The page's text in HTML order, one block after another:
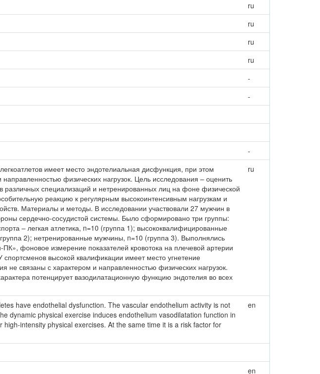
ru
ru
ru
ru
-
-
-
имеет место эндотелиальная дисфункция, при этом
направленностью физических нагрузок. Цель исследования – оценить
различных специализаций и нетренированных лиц на фоне физической
реакцию к регулярным высокоинтенсивным нагрузкам и
Материалы и методы. В исследовании участвовали 27 мужчин в
сердечно-сосудистой системы. Было сформировано три группы:
– легкая атлетика, n=10 (группа 1); высококвалифицированные
2); нетренированные мужчины, n=10 (группа 3). Выполнялись
фоновое измерение показателей кровотока на плечевой артерии
высокой квалификации имеет место угнетение
не связаны с характером и направленностью физических нагрузок.
потенцирует вазодилатационную функцию эндотелия во всех
ru
have endothelial dysfunction. The vascular endothelium activity is not
dynamic physical exercise induces endothelium vasodilatation function in
intensity physical exercises. At the same time it is a risk factor for
en
en